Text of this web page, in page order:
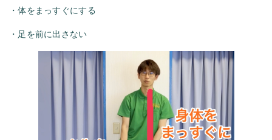
・体をまっすぐにする
・足を前に出さない